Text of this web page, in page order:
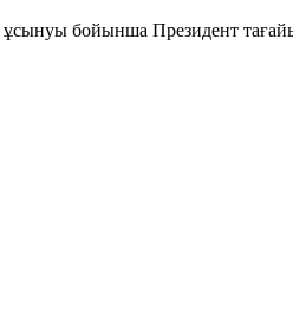
ұсынуы бойынша Президент